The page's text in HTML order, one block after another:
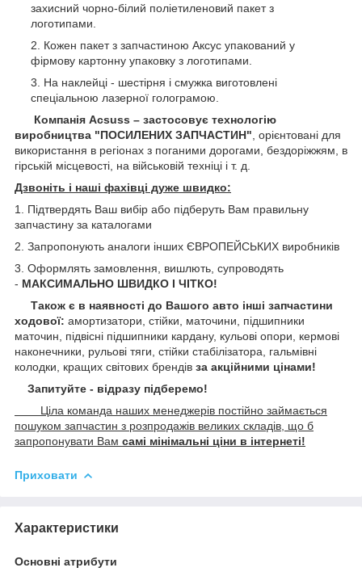
захисний чорно-білий поліетиленовий пакет з
логотипами.
Кожен пакет з запчастиною Аксус упакований у
фірмову картонну упаковку з логотипами.
На наклейці - шестірня і смужка виготовлені
спеціальною лазерної голограмою.
Компанія Acsuss – застосовує технологію
виробництва "ПОСИЛЕНИХ ЗАПЧАСТИН" , орієнтовані для
використання в регіонах з поганими дорогами, бездоріжжям, в
гірській місцевості, на військовій техніці і т. д.
Дзвоніть і наші фахівці дуже швидко:
1. Підтвердять Ваш вибір або підберуть Вам правильну
запчастину за каталогами
2. Запропонують аналоги інших ЄВРОПЕЙСЬКИХ виробників
3. Оформлять замовлення, вишлють, супроводять
- МАКСИМАЛЬНО ШВИДКО І ЧІТКО!
Також є в наявності до Вашого авто інші запчастини
ходової: амортизатори, стійки, маточини, підшипники
маточин, підвісні підшипники кардану, кульові опори, кермові
наконечники, рульові тяги, стійки стабілізатора, гальмівні
колодки, кращих світових брендів за акційними цінами!
Запитуйте - відразу підберемо!
Ціла команда наших менеджерів постійно займається
пошуком запчастин з розпродажів великих складів, що б
запропонувати Вам самі мінімальні ціни в інтернеті!
Приховати
Характеристики
Основні атрибути